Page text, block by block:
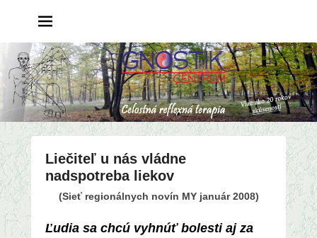
Liečiteľ u nás vládne
nadspotreba liekov
s
(Sieť regionálnych novín MY január 2008)
Ľudia sa chcú vyhnúť bolesti aj za